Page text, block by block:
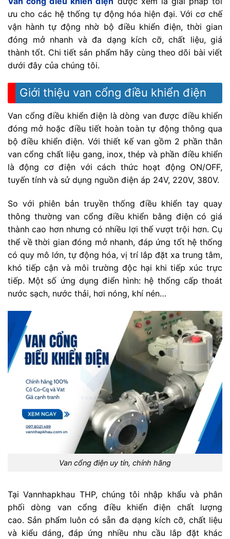
ưu cho các hệ thống tự động hóa hiện đại. Với cơ chế
vận hành tự động nhờ bộ điều khiển điện, thời gian
đóng mở nhanh và đa dạng kích cỡ, chất liệu, giá
thành tốt. Chi tiết sản phẩm hãy cùng theo dõi bài viết
dưới đây của chúng tôi.
Giới thiệu van cổng điều khiển điện
Van cổng điều khiển điện là dòng van được điều khiển
đóng mở hoặc điều tiết hoàn toàn tự động thông qua
bộ điều khiển điện. Với thiết kế van gồm 2 phần thân
van cổng chất liệu gang, inox, thép và phần điều khiển
là động cơ điện với cách thức hoạt động ON/OFF,
tuyến tính và sử dụng nguồn điện áp 24V, 220V, 380V.
So với phiên bản truyền thống điều khiển tay quay
thông thường van cổng điều khiển bằng điện có giá
thành cao hơn nhưng có nhiều lợi thế vượt trội hơn. Cụ
thể về thời gian đóng mở nhanh, đáp ứng tốt hệ thống
có quy mô lớn, tự động hóa, vị trí lắp đặt xa trung tâm,
khó tiếp cận và môi trường độc hại khi tiếp xúc trực
tiếp. Một số ứng dụng điển hình: hệ thống cấp thoát
nước sạch, nước thải, hơi nóng, khí nén…
Van cổng điện uy tín, chính hãng
Tại Vannhapkhau THP, chúng tôi nhập khẩu và phân
phối dòng van cổng điều khiển điện chất lượng
cao. Sản phẩm luôn có sẵn đa dạng kích cỡ, chất liệu
và kiểu dáng, đáp ứng nhiều nhu cầu lắp đặt khác